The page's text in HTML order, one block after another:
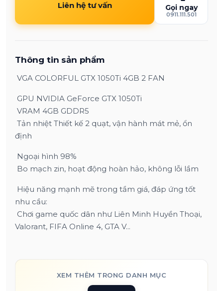
Liên hệ tư vấn Gọi ngay
0911.111.501
Thông tin sản phẩm
VGA COLORFUL GTX 1050Ti 4GB 2 FAN
GPU NVIDIA GeForce GTX 1050Ti
VRAM 4GB GDDR5
Tản nhiệt Thiết kế 2 quạt, vận hành mát mẻ, ổn
định
Ngoại hình 98%
Bo mạch zin, hoạt động hoàn hảo, không lỗi lầm
Hiệu năng mạnh mẽ trong tầm giá, đáp ứng tốt
nhu cầu:
Chơi game quốc dân như Liên Minh Huyền Thoại,
Valorant, FIFA Online 4, GTA V...
XEM THÊM TRONG DANH MỤC